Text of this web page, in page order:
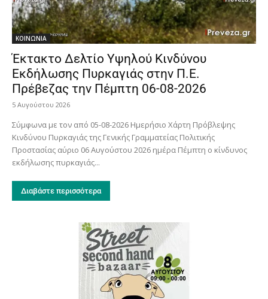
ΚΟΙΝΩΝΙΑ
Έκτακτο Δελτίο Υψηλού Κινδύνου
Εκδήλωσης Πυρκαγιάς στην Π.Ε.
Πρέβεζας την Πέμπτη 06-08-2026
5 Αυγούστου 2026
Σύμφωνα με τον από 05-08-2026 Ημερήσιο Χάρτη Πρόβλεψης
Κινδύνου Πυρκαγιάς της Γενικής Γραμματείας Πολιτικής
Προστασίας αύριο 06 Αυγούστου 2026 ημέρα Πέμπτη ο κίνδυνος
εκδήλωσης πυρκαγιάς...
Διαβάστε περισσότερα